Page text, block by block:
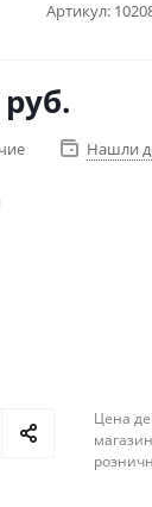
Артикул:
Нашли
Цена